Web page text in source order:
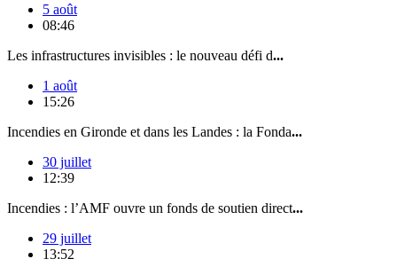
5 août
08:46
Les infrastructures invisibles : le nouveau défi d...
1 août
15:26
Incendies en Gironde et dans les Landes : la Fonda...
30 juillet
12:39
Incendies : l’AMF ouvre un fonds de soutien direct...
29 juillet
13:52